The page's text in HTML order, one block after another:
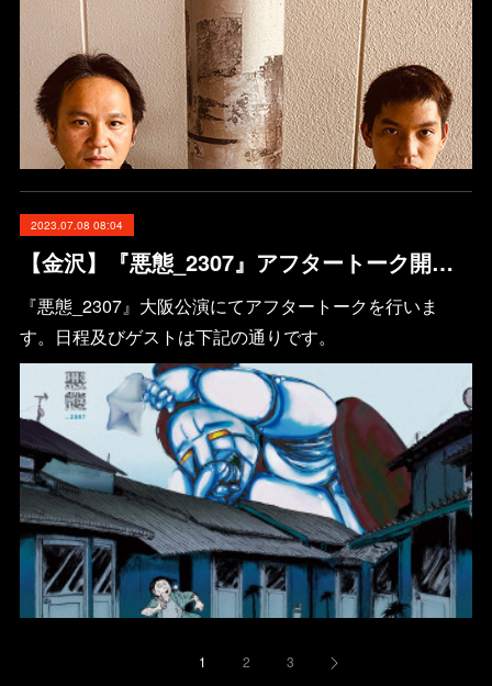
2023.07.08 08:04
【金沢】『悪態_2307』アフタートーク開催のお知らせ
『悪態_2307』大阪公演にてアフタートークを行いま
す。日程及びゲストは下記の通りです。
1 2 3